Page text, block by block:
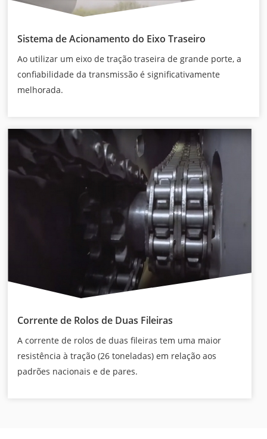
Sistema de Acionamento do Eixo Traseiro
Ao utilizar um eixo de tração traseira de grande porte, a
confiabilidade da transmissão é significativamente
melhorada.
Corrente de Rolos de Duas Fileiras
A corrente de rolos de duas fileiras tem uma maior
resistência à tração (26 toneladas) em relação aos
padrões nacionais e de pares.